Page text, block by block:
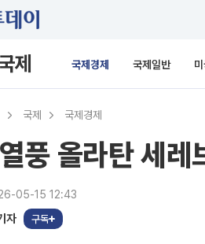
제 국제경제 국제일반
국제 국제경제
풍 올라탄 세
05-15 12:43
자 구독